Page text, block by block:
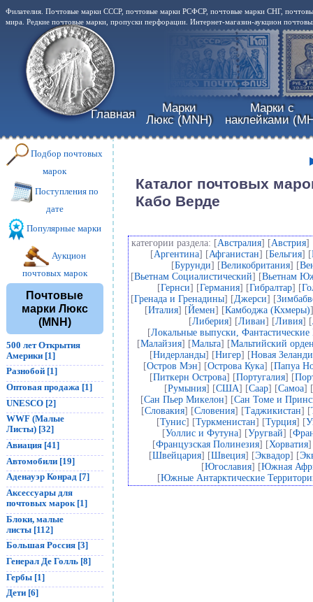
Филателия. Почтовые марки СССР, почтовые марки РСФСР, почтовые марки СНГ,
мира. Редкие почтовые марки, пропуски перфорации. Интернет-магазин-аукцион
Главная
Марки
Люкс (MNH)
Марки с
наклейками
Подбор почтовых
марок
Поступления по
дате
Популярные марки
Аукцион
почтовых марок
Почтовые
марки Люкс
(MNH)
500 лет Открытия
Америки [1]
Разнобой [1]
Оптовая продажа [1]
UNESCO [2]
WWF (Малые
Листы) [32]
Авиация [41]
Автомобили [19]
Аденауэр Конрад [7]
Аксессуары для
почтовых марок [1]
Блоки, малые
листы [112]
Большая Россия [3]
Генерал Де Голль [8]
Гербы [1]
Дети [6]
Каталог почтовых
Кабо Верде
категории раздела: [Австралия] [Австрия]
[Аргентина] [Афганистан] [Бельгия] [
[Бурунди] [Великобритания] [
[Вьетнам Социалистический] [Вьетнам
[Гернси] [Германия] [Гибралтар] [
[Гренада и Гренадины] [Джерси] [
[Италия] [Йемен] [Камбоджа (Кхмеры)
[Либерия] [Ливан] [Ливия] [
[Локальные выпуски,
[Малайзия] [Мальта] [Мальтийский
[Нидерланды] [Нигер] [Новая
[Остров Мэн] [Острова Кука] [Папуа
[Питкерн Острова] [Португалия] [
[Румыния] [США] [Саар] [Самоа] [
[Сан Пьер Микелон] [Сан Томе и
[Словакия] [Словения] [Таджикистан] [
[Тунис] [Туркменистан] [Турция] [
[Уоллис и Футуна] [Уругвай] [
[Французская Полинезия] [Хорватия]
[Швейцария] [Швеция] [Эквадор] [
[Югославия] [Южная
[Южные Антарктические